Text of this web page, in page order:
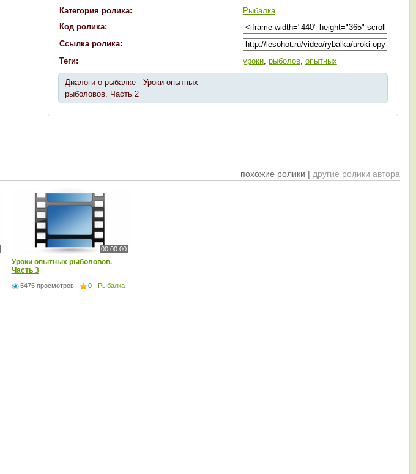
Категория ролика:
Рыбалка
Код ролика:
Ссылка ролика:
Теги:
уроки, рыболов, опытных
Диалоги о рыбалке - Уроки опытных
рыболовов. Часть 2
похожие ролики | другие ролики автора
00:00:00
Уроки опытных рыболовов.
Часть 3
5475 просмотров 0 Рыбалка